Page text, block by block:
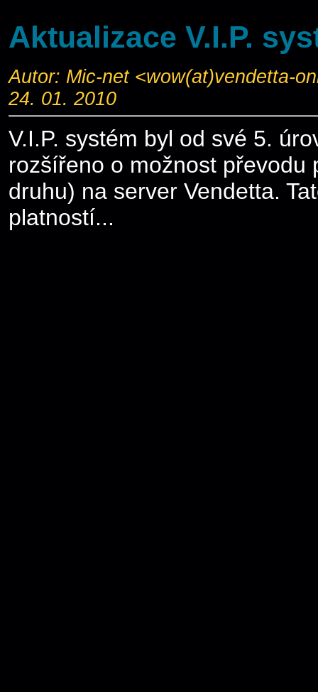
Aktualizace V.I.P.
Autor: Mic-net <wow(at)vendetta-
24. 01. 2010
V.I.P. systém byl od své 5.
rozšířeno o možnost převodu
druhu) na server Vendetta.
platností...